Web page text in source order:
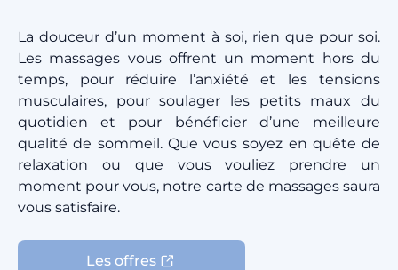
La douceur d’un moment à soi, rien que pour soi.
Les massages vous offrent un moment hors du
temps, pour réduire l’anxiété et les tensions
musculaires, pour soulager les petits maux du
quotidien et pour bénéficier d’une meilleure
qualité de sommeil. Que vous soyez en quête de
relaxation ou que vous vouliez prendre un
moment pour vous, notre carte de massages saura
vous satisfaire.
Les offres